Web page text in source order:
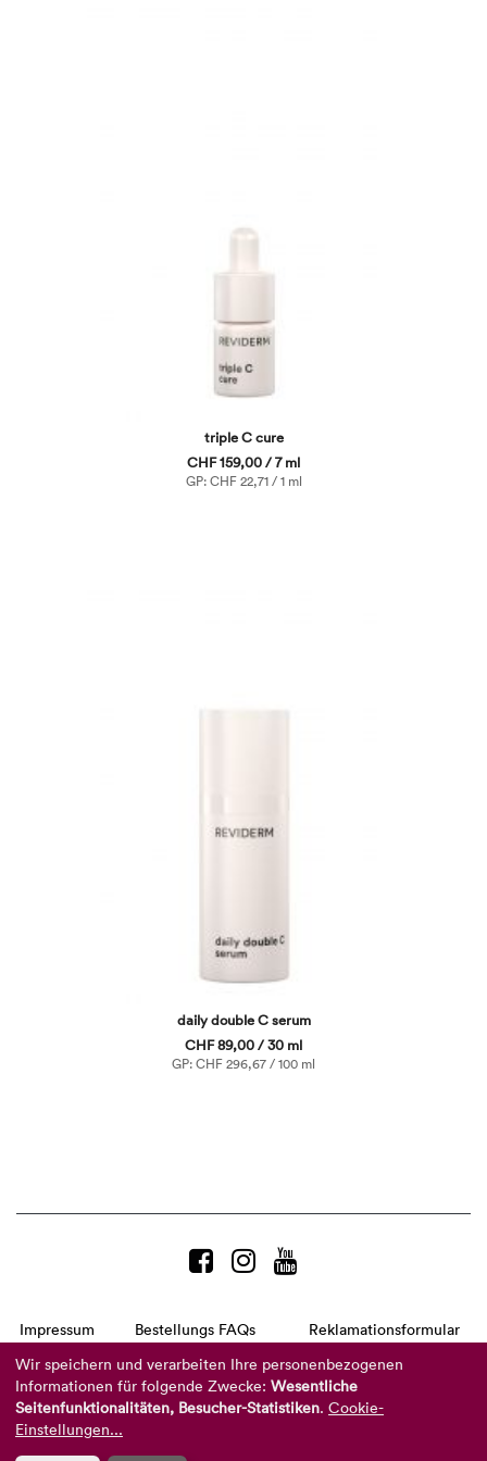
triple C cure
CHF 159,00 / 7 ml
GP: CHF 22,71 / 1 ml
daily double C serum
CHF 89,00 / 30 ml
GP: CHF 296,67 / 100 ml
Impressum Bestellungs FAQs
Reklamationsformular
AGB
Datenschutzerklärung
Barrierefreiheitserklärung
Telefon:+49 8104 8873-310
(Mo-Do: 9-16 Uhr und Fr: 9-14 Uhr)
Wir speichern und verarbeiten Ihre personenbezogenen
Informationen für folgende Zwecke: Wesentliche
Seitenfunktionalitäten, Besucher-Statistiken. Cookie-
Einstellungen...